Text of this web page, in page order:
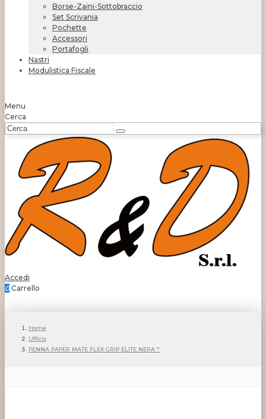
Borse-Zaini-Sottobraccio
Set Scrivania
Pochette
Accessori
Portafogli
Nastri
Modulistica Fiscale
Menu
Cerca
Accedi
0 Carrello
Home
Ufficio
PENNA PAPER MATE FLEX GRIP ELITE NERA *